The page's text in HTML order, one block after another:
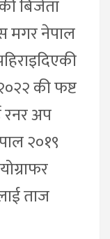
बिजेता
मगर नेपाल
की फष्ट
रनर अप
२०१९
ताज